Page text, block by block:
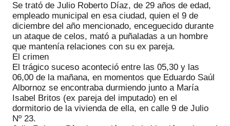
Se trató de Julio Roberto Díaz, de 29 años de edad,
empleado municipal en esa ciudad, quien el 9 de
diciembre del año mencionado, enceguecido durante
un ataque de celos, mató a puñaladas a un hombre
que mantenía relaciones con su ex pareja.
El crimen
El trágico suceso aconteció entre las 05,30 y las
06,00 de la mañana, en momentos que Eduardo Saúl
Albornoz se encontraba durmiendo junto a María
Isabel Britos (ex pareja del imputado) en el
dormitorio de la vivienda de ella, en calle 9 de Julio
Nº 23.